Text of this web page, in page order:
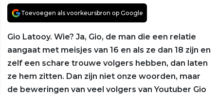
Toevoegen als voorkeursbron op Google
Gio Latooy. Wie? Ja, Gio, de man die een relatie
aangaat met meisjes van 16 en als ze dan 18 zijn en
zelf een schare trouwe volgers hebben, dan laten
ze hem zitten. Dan zijn niet onze woorden, maar
de beweringen van veel volgers van Youtuber Gio